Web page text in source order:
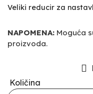
Veliki reducir za
NAPOMENA: Moguća
proizvoda.
Količina